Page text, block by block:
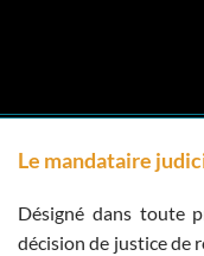
Le mandataire
Désigné dans toute
décision de justice de